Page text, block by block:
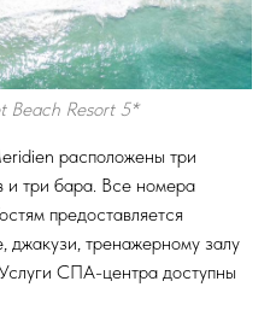
Beach Resort 5*
расположены три
и три бара. Все номера
предоставляется
джакузи, тренажерному залу
СПА-центра доступны